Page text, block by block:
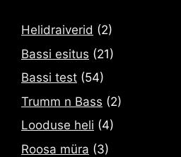
Helidraiverid (2)
Bassi esitus (21)
Bassi test (54)
Trumm n Bass (2)
Looduse heli (4)
Roosa müra (3)